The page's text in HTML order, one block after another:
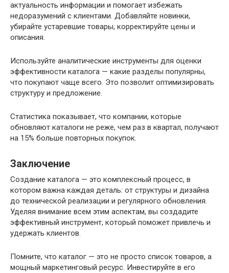
актуальность информации и помогает избежать
недоразумений с клиентами. Добавляйте новинки,
убирайте устаревшие товары, корректируйте цены и
описания.
Используйте аналитические инструменты для оценки
эффективности каталога — какие разделы популярны,
что покупают чаще всего. Это позволит оптимизировать
структуру и предложение.
Статистика показывает, что компании, которые
обновляют каталоги не реже, чем раз в квартал, получают
на 15% больше повторных покупок.
Заключение
Создание каталога — это комплексный процесс, в
котором важна каждая деталь: от структуры и дизайна
до технической реализации и регулярного обновления.
Уделяя внимание всем этим аспектам, вы создадите
эффективный инструмент, который поможет привлечь и
удержать клиентов.
Помните, что каталог — это не просто список товаров, а
мощный маркетинговый ресурс. Инвестируйте в его